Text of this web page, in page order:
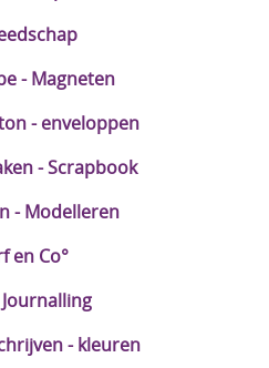
- Magneten
- enveloppen
- Scrapbook
- Modelleren
en Co°
- kleuren